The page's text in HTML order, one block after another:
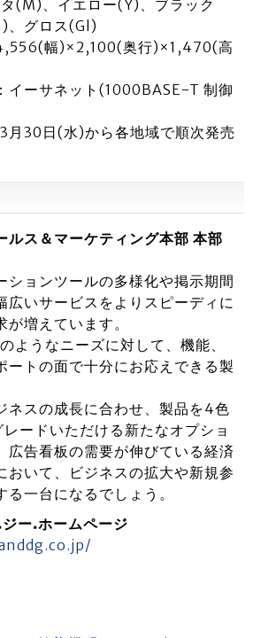
(M)、イエロー(Y)、ブラック
、グロス(Gl)
幅)×2,100(奥行)×1,470(高
：イーサネット(1000BASE-T 制御
月30日(水)から各地域で順次発売
ルス＆マーケティング本部 本部
ションツールの多様化や掲示期間
広いサービスをよりスピーディに
増えています。
ようなニーズに対して、機能、
ートの面で十分にお応えできる製
ネスの成長に合わせ、製品を4色
ードいただける新たなオプショ
広告看板の需要が伸びている経済
おいて、ビジネスの拡大や新規参
る一台になるでしょう。
ー.ホームページ